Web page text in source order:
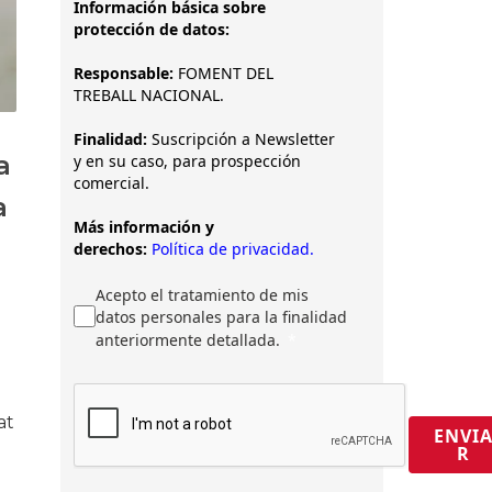
Información básica sobre
protección de datos:
Responsable: FOMENT DEL
TREBALL NACIONAL.
Finalidad: Suscripción a Newsletter
y en su caso, para prospección
comercial.
Más información y
derechos: Política de privacidad.
Acepto el tratamiento de mis
datos personales para la finalidad
anteriormente detallada.
ENVIA
R